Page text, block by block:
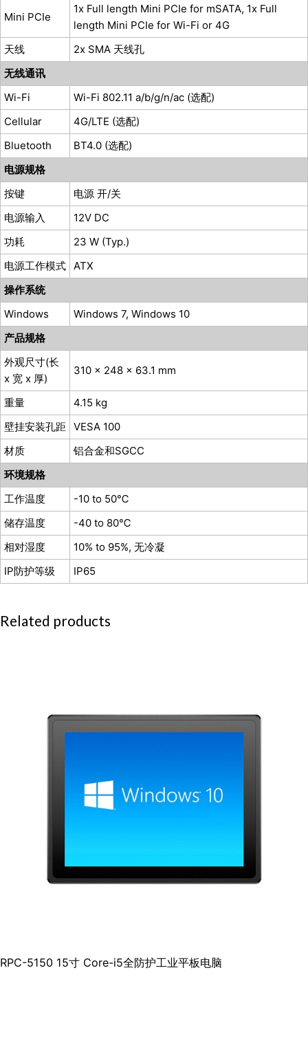
Mini PCIe
1x Full length Mini PCIe for mSATA, 1x Full
length Mini PCIe for Wi-Fi or 4G
天线
2x SMA 天线孔
无线通讯
Wi-Fi
Wi-Fi 802.11 a/b/g/n/ac (选配)
Cellular
4G/LTE (选配)
Bluetooth
BT4.0 (选配)
电源规格
按键
电源 开/关
电源输入
12V DC
功耗
23 W (Typ.)
电源工作模式 ATX
操作系统
Windows
Windows 7, Windows 10
产品规格
外观尺寸(长
x 宽 x 厚)
310 x 248 x 63.1 mm
重量
4.15 kg
壁挂安装孔距
VESA 100
材质
铝合金和SGCC
环境规格
工作温度
-10 to 50℃
储存温度
-40 to 80℃
相对湿度
10% to 95%, 无冷凝
IP防护等级
IP65
Related products
RPC-5150 15寸 Core-i5全防护工业平板电脑